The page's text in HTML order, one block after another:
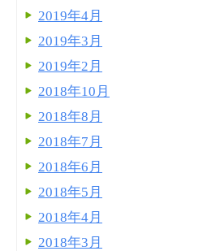
2019年4月
2019年3月
2019年2月
2018年10月
2018年8月
2018年7月
2018年6月
2018年5月
2018年4月
2018年3月